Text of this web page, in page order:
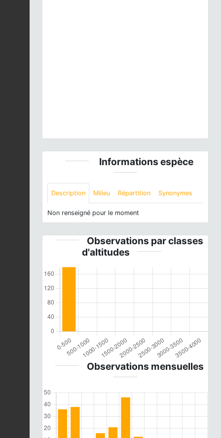
Informations espèce
Description Milieu Répartition Synonymes
Non renseigné pour le moment
Observations par classes
d'altitudes
Observations mensuelles